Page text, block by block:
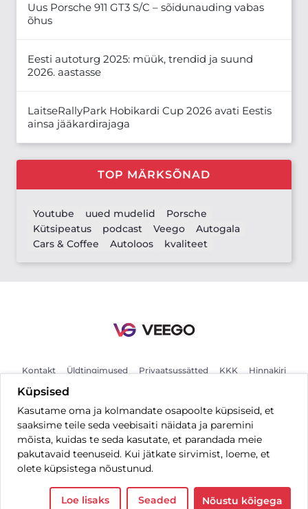
Uus Porsche 911 GT3 S/C – sõidunauding vabas
õhus
Eesti autoturg 2025: müük, trendid ja suund
2026. aastasse
LaitseRallyPark Hobikardi Cup 2026 avati Eestis
ainsa jääkardirajaga
TOP MÄRKSÕNAD
Youtube uued mudelid
Porsche
Kütsipeatus
podcast Veego
Autogala
Cars & Coffee
Autoloos kvaliteet
Küpsised
Kasutame oma ja kolmandate osapoolte küpsiseid, et
saaksime teile seda veebisaiti näidata ja paremini
mõista, kuidas te seda kasutate, et parandada meie
pakutavaid teenuseid. Kui jätkate sirvimist, loeme, et
olete küpsistega nõustunud.
Loe lisaks Seaded Nõustu kõigega
Kontakt Üldtingimused Privaatsussätted KKK Hinnakiri
ET